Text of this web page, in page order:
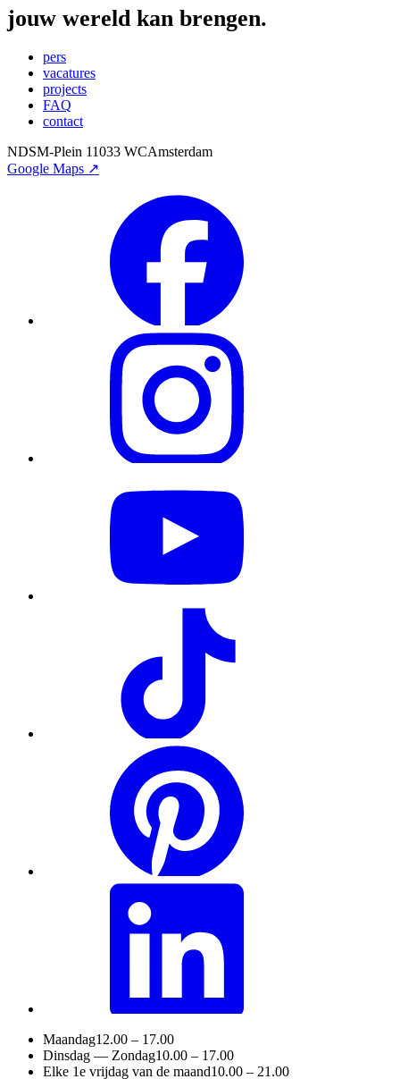
jouw wereld kan brengen.
pers
vacatures
projects
FAQ
contact
NDSM-Plein 11033 WCAmsterdam
Google Maps ↗
Maandag12.00 – 17.00
Dinsdag — Zondag10.00 – 17.00
Elke 1e vrijdag van de maand10.00 – 21.00